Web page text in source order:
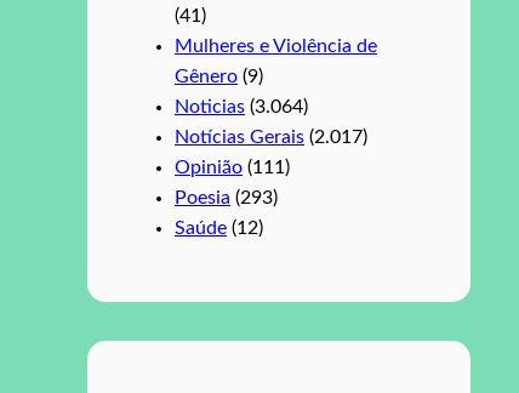
(41)
Mulheres e Violência de
Gênero (9)
Noticias (3.064)
Notícias Gerais (2.017)
Opinião (111)
Poesia (293)
Saúde (12)